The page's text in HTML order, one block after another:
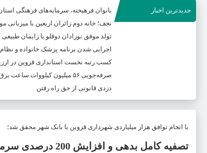
جدیدترین اخبار
بانوان فرهیخته، سرمایه‌های فرهنگی
نجف؛ خانه دوم زائران اربعین با میزبانی
تولد موفق نوزادان دوقلو با زایمان طبیعی
اجرایی شدن برنامه پزشک خانواده و
کسب رتبه نخست استانداری قزوین در
صرفه‌جویی ۵۶ میلیون کیلووات‌ ساعت برق در استان
دزدی قانونی از حق راه رفتن
با انجام توافق هزار میلیاردی شهرداری قزوین با بانک شهر محقق شد؛
تصفیه کامل بدهی و افزایش 200 درصدی سرمایه شهرداری قزوین در فرا بورس